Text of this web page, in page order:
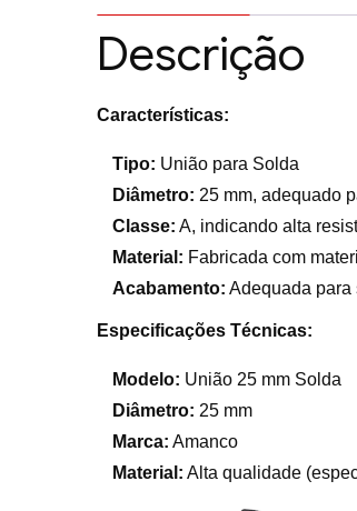
Descrição
Características:
Tipo: União para Solda
Diâmetro: 25 mm, adequado
Classe: A, indicando alta
Material: Fabricada com
Acabamento: Adequada para
Especificações Técnicas:
Modelo: União 25 mm Solda
Diâmetro: 25 mm
Marca: Amanco
Material: Alta qualidade